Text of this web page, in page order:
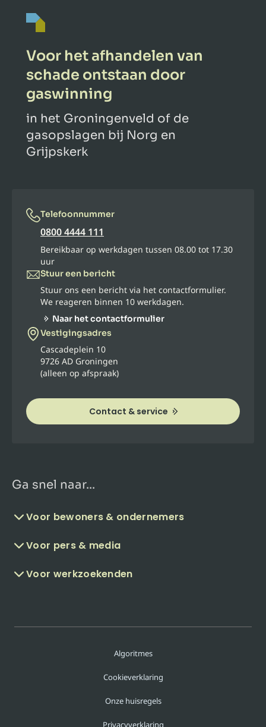
Voor het afhandelen van
schade ontstaan door
gaswinning
in het Groningenveld of de
gasopslagen bij Norg en
Grijpskerk
Telefoonnummer
0800 4444 111
Bereikbaar op werkdagen tussen 08.00 tot 17.30
uur
Stuur een bericht
Stuur ons een bericht via het contactformulier.
We reageren binnen 10 werkdagen.
Naar het contactformulier
Vestigingsadres
Cascadeplein 10
9726 AD Groningen
(alleen op afspraak)
Contact & service
Ga snel naar...
Voor bewoners & ondernemers
Voor pers & media
Voor werkzoekenden
Algoritmes
Cookieverklaring
Onze huisregels
Privacyverklaring